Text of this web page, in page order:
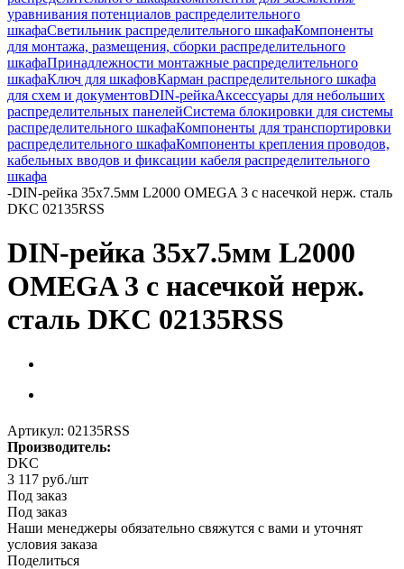
уравнивания потенциалов распределительного
шкафаСветильник распределительного шкафаКомпоненты
для монтажа, размещения, сборки распределительного
шкафаПринадлежности монтажные распределительного
шкафаКлюч для шкафовКарман распределительного шкафа
для схем и документовDIN-рейкаАксессуары для небольших
распределительных панелейСистема блокировки для системы
распределительного шкафаКомпоненты для транспортировки
распределительного шкафаКомпоненты крепления проводов,
кабельных вводов и фиксации кабеля распределительного
шкафа
-DIN-рейка 35х7.5мм L2000 OMEGA 3 с насечкой нерж. сталь
DKC 02135RSS
DIN-рейка 35х7.5мм L2000
OMEGA 3 с насечкой нерж.
сталь DKC 02135RSS
Артикул: 02135RSS
Производитель:
DKC
3 117 руб./шт
Под заказ
Под заказ
Наши менеджеры обязательно свяжутся с вами и уточнят
условия заказа
Поделиться